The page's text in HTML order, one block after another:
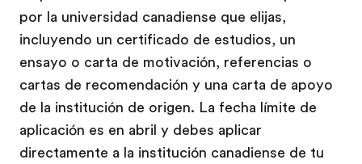
por la universidad canadiense que elijas,
incluyendo un certificado de estudios, un
ensayo o carta de motivación, referencias o
cartas de recomendación y una carta de apoyo
de la institución de origen. La fecha límite de
aplicación es en abril y debes aplicar
directamente a la institución canadiense de tu